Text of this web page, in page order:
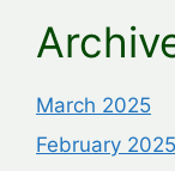
March 2025
February 2025